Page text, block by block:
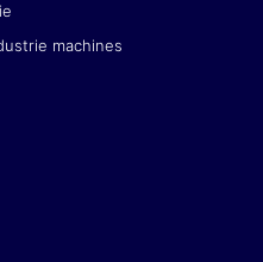
machines